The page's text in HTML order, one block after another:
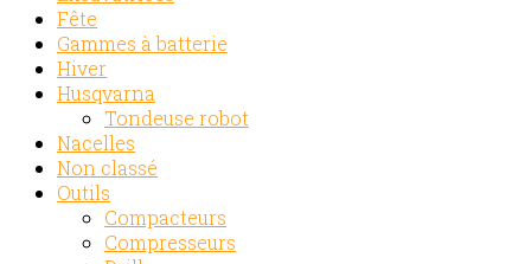
Fête
Gammes à batterie
Hiver
Husqvarna
Tondeuse robot
Nacelles
Non classé
Outils
Compacteurs
Compresseurs